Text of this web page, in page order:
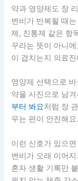
약과 영양제도 장
변비가 반복될 때
제, 진통제 같은 항
꾸라는 뜻이 아니
이 겹치는지 의료
영양제 선택으로
약을 사진으로 남
부터 봐요처럼 장
우는 편이 안전해요.
이런 신호가 있으
변비가 오래 이어
혼자 생활 기록만